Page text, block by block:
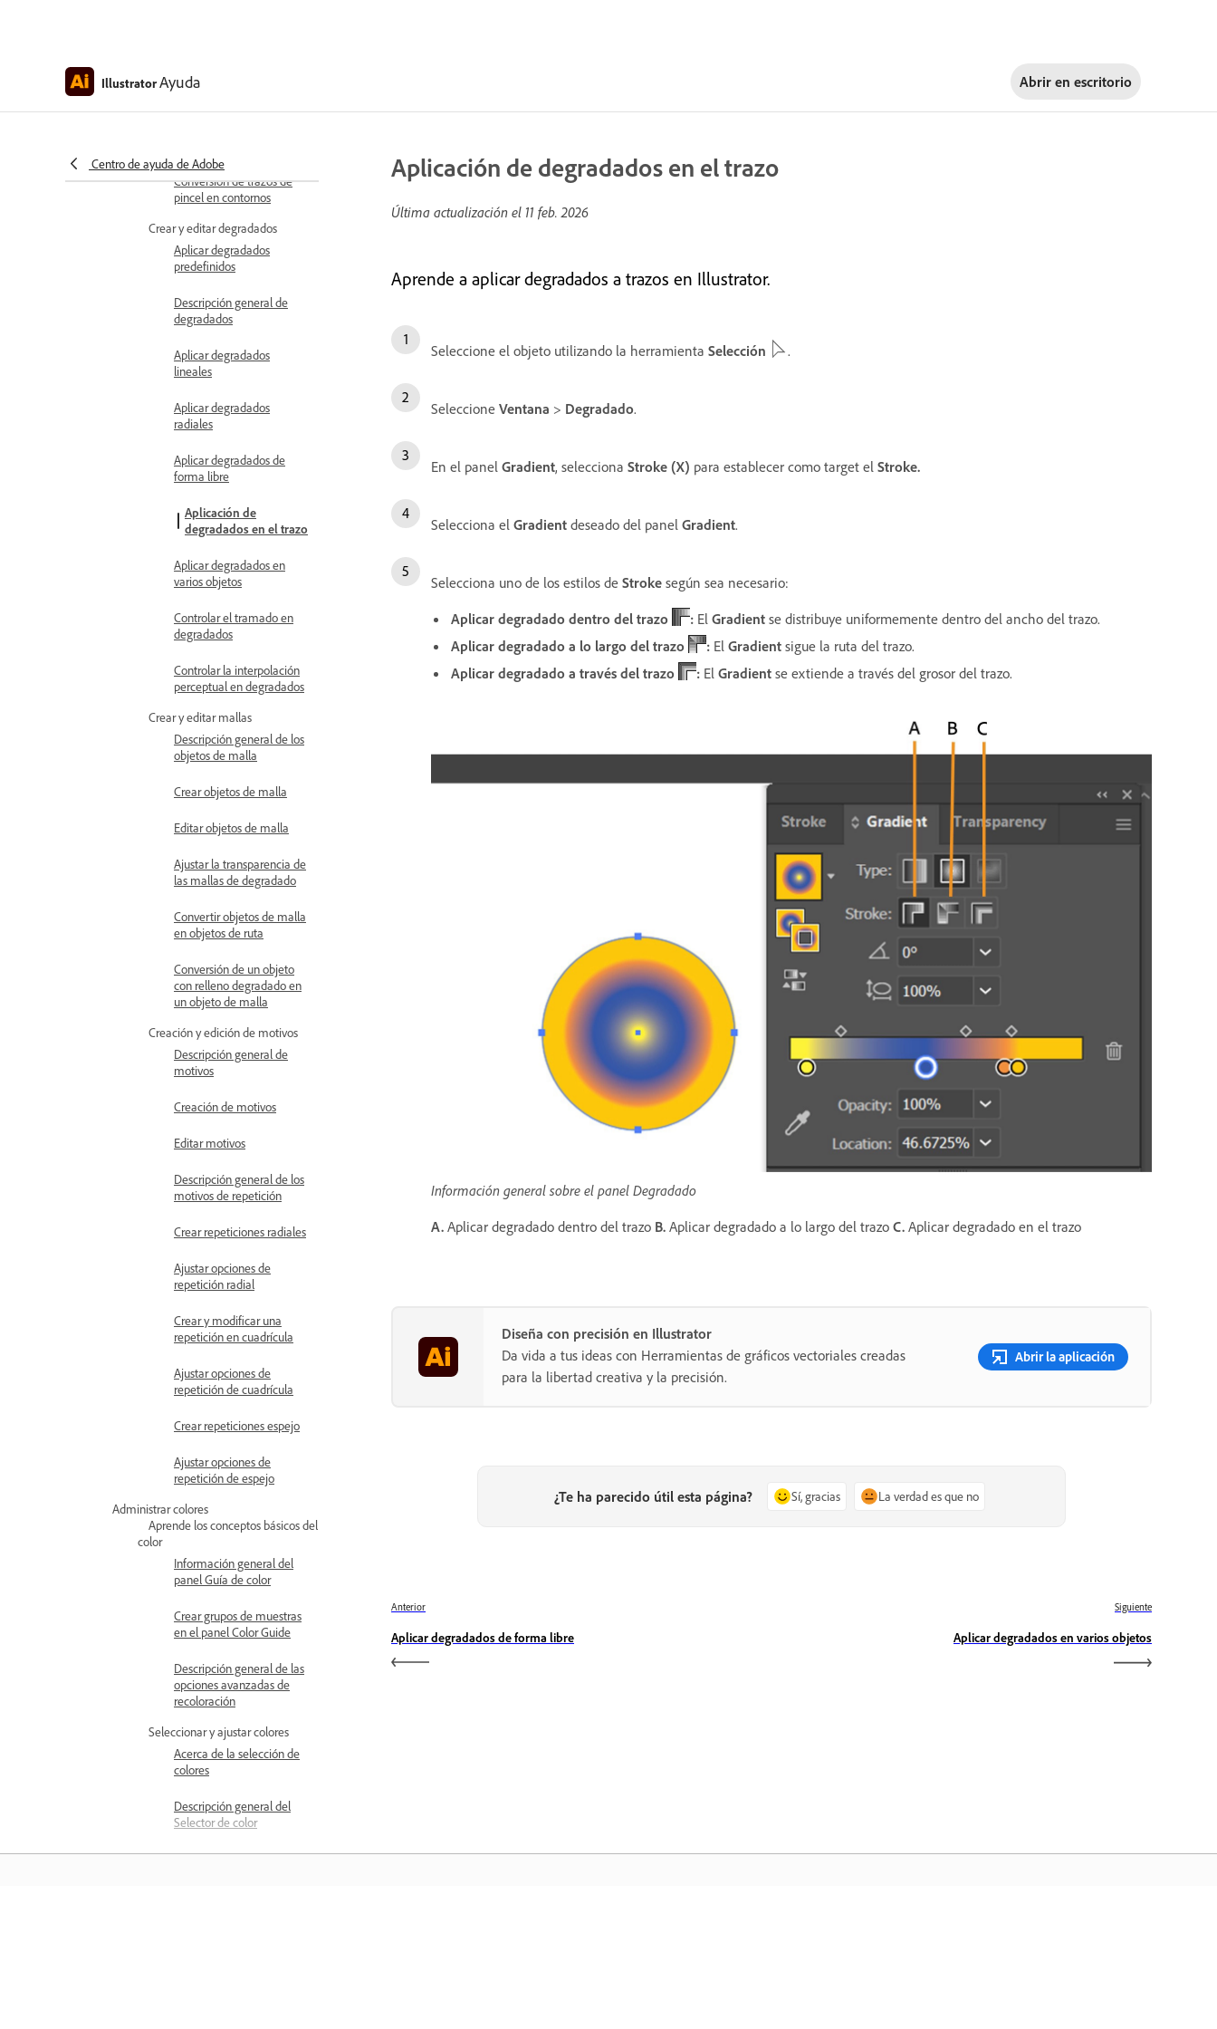
IllustratorAyuda Abrir en escritorio
Centro de ayuda de Adobe
Modificar pinceles
Modificación de los
Conversión de trazos de
pincel en contornos
Crear y editar degradados
Aplicar degradados
predefinidos
Descripción general de
degradados
Aplicar degradados
lineales
Aplicar degradados
radiales
Aplicar degradados de
forma libre
Aplicación de
degradados en el trazo
Aplicar degradados en
varios objetos
Controlar el tramado en
degradados
Controlar la interpolación
perceptual en degradados
Crear y editar mallas
Descripción general de los
objetos de malla
Crear objetos de malla
Editar objetos de malla
Ajustar la transparencia de
las mallas de degradado
Convertir objetos de malla
en objetos de ruta
Conversión de un objeto
con relleno degradado en
un objeto de malla
Creación y edición de motivos
Descripción general de
motivos
Creación de motivos
Editar motivos
Descripción general de los
motivos de repetición
Crear repeticiones radiales
Ajustar opciones de
repetición radial
Crear y modificar una
repetición en cuadrícula
Ajustar opciones de
repetición de cuadrícula
Crear repeticiones espejo
Ajustar opciones de
repetición de espejo
Administrar colores
Aprende los conceptos básicos del
color
Información general del
panel Guía de color
Crear grupos de muestras
en el panel Color Guide
Descripción general de las
opciones avanzadas de
recoloración
Seleccionar y ajustar colores
Acerca de la selección de
colores
Descripción general del
Selector de color
Seleccionar colores con las
Aplicación de degradados en el trazo
Última actualización el 11 feb. 2026
Aprende a aplicar degradados a trazos en Illustrator.
Seleccione el objeto utilizando la herramienta Selección .
Seleccione Ventana > Degradado.
En el panel Gradient, selecciona Stroke (X) para establecer como target el Stroke.
Selecciona el Gradient deseado del panel Gradient.
Selecciona uno de los estilos de Stroke según sea necesario:
Aplicar degradado dentro del trazo
: El Gradient se distribuye uniformemente dentro del ancho del trazo.
Aplicar degradado a lo largo del trazo
: El Gradient sigue la ruta del trazo.
Aplicar degradado a través del trazo
: El Gradient se extiende a través del grosor del trazo.
Información general sobre el panel Degradado
A. Aplicar degradado dentro del trazo B. Aplicar degradado a lo largo del trazo C. Aplicar degradado en el trazo
Diseña con precisión en Illustrator
Da vida a tus ideas con Herramientas de gráficos vectoriales creadas
para la libertad creativa y la precisión.
Abrir la aplicación
¿Te ha parecido útil esta página? Sí, gracias La verdad es que no
Anterior
Aplicar degradados de forma libre
Siguiente
Aplicar degradados en varios objetos